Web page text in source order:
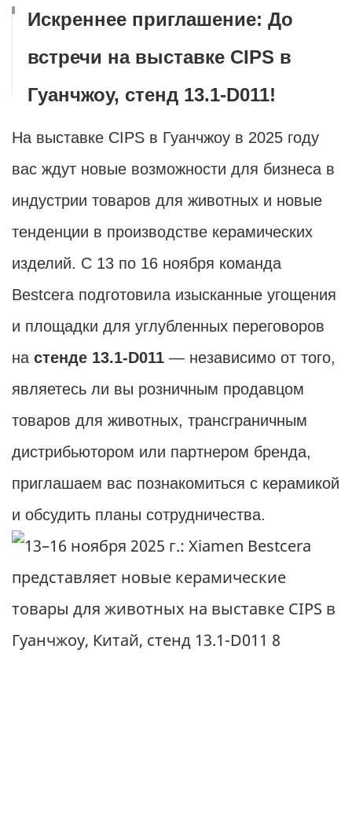
Искреннее приглашение: До
встречи на выставке CIPS в
Гуанчжоу, стенд 13.1-D011!
На выставке CIPS в Гуанчжоу в 2025 году
вас ждут новые возможности для бизнеса в
индустрии товаров для животных и новые
тенденции в производстве керамических
изделий. С 13 по 16 ноября команда
Bestcera подготовила изысканные угощения
и площадки для углубленных переговоров
на стенде 13.1-D011 — независимо от того,
являетесь ли вы розничным продавцом
товаров для животных, трансграничным
дистрибьютором или партнером бренда,
приглашаем вас познакомиться с керамикой
и обсудить планы сотрудничества.